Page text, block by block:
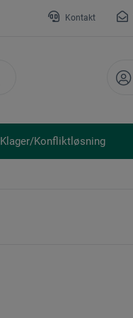
Kontakt
Klager/Konfliktløsning